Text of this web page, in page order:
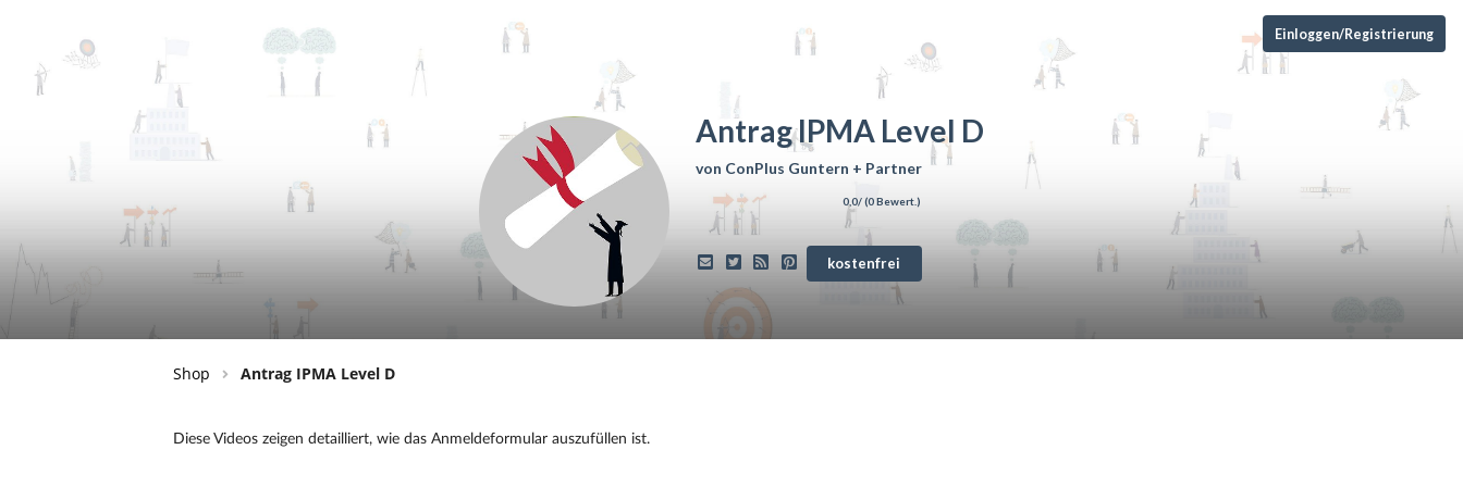
Einloggen/Registrierung
Antrag IPMA Level D
von ConPlus Guntern + Partner
0,0/ (0Bewert.)
kostenfrei
Shop Antrag IPMA Level D